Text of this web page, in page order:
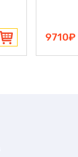
9710₽